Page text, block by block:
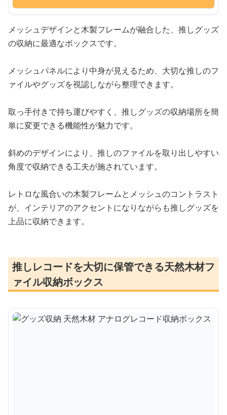
メッシュデザインと木製フレームが融合した、推しグッズ
の収納に最適なボックスです。
メッシュパネルにより中身が見えるため、大切な推しのフ
ァイルやグッズを視認しながら整理できます。
取っ手付きで持ち運びやすく、推しグッズの収納場所を簡
単に変更できる機能性が魅力です。
斜めのデザインにより、推しのファイルを取り出しやすい
角度で収納できる工夫が施されています。
レトロな風合いの木製フレームとメッシュのコントラスト
が、インテリアのアクセントになりながらも推しグッズを
上品に収納できます。
推しレコードを大切に保管できる天然木材フ
ァイル収納ボックス